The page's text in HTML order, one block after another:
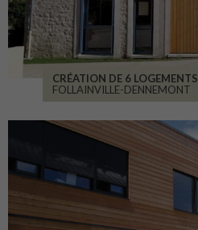
CRÉATION DE 6 LOGEMENTS
FOLLAINVILLE-DENNEMONT